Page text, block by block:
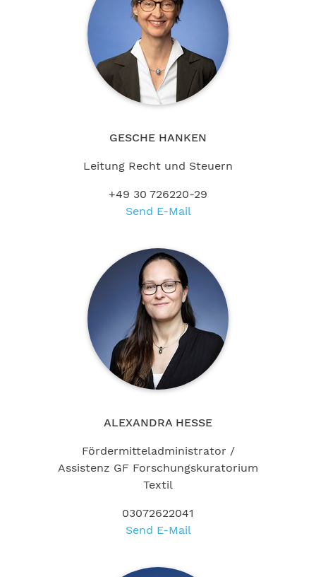
GESCHE HANKEN
Leitung Recht und Steuern
+49 30 726220-29
Send E-Mail
ALEXANDRA HESSE
Fördermitteladministrator /
Assistenz GF Forschungskuratorium
Textil
03072622041
Send E-Mail